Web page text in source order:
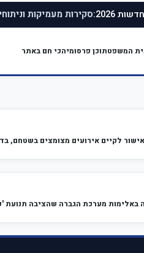
חדשות 2026: סקירות מעמיקות
המשפטתוכן פרסומיהכי חם באתר
לקיים אירועים מצומצים בשטחם,
מערכת הגברה שהציבה תנועת